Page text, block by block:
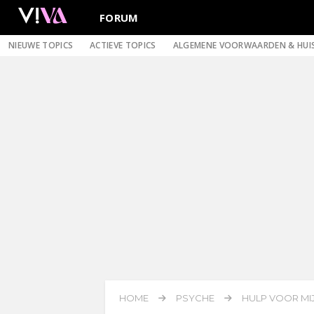
FORUM
NIEUWE TOPICS ACTIEVE TOPICS ALGEMENE VOORWAARDEN &
HOME PSYCHE HULP VOOR